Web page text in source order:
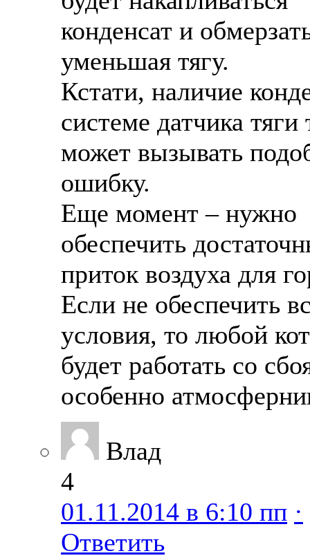
конденсат и
уменьшая тягу.
Кстати, наличие
системе датчика тяги
может вызывать
ошибку.
Еще момент – нужно
обеспечить
приток воздуха для
Если не обеспечить
условия, то любой
будет работать со
особенно
Влад
4
01.11.2014 в 6:10 пп ·
Ответить